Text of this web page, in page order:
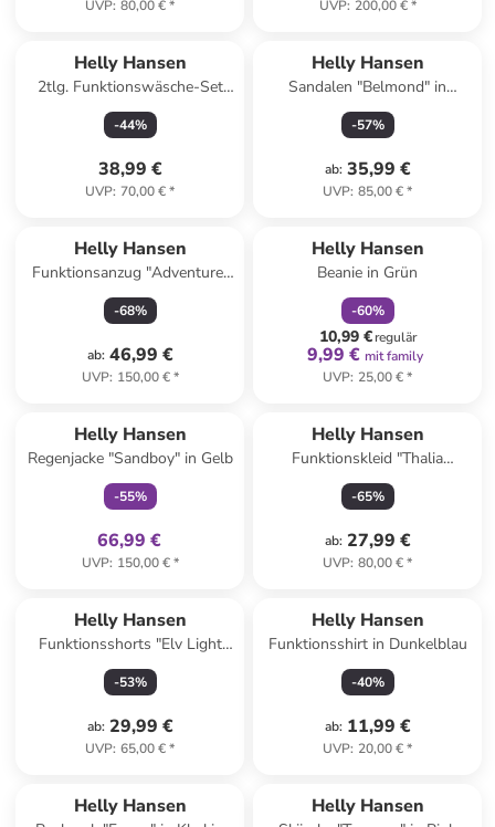
UVP: 80,00 €* UVP: 200,00 €*
Helly Hansen
2tlg. Funktionswäsche-Set
"Lifa" in Dunkelblau
-44%
38,99 €
UVP: 70,00 €*
Helly Hansen
Sandalen "Belmond" in
Schwarz
-57%
ab: 35,99 €
UVP: 85,00 €*
Helly Hansen
Funktionsanzug "Adventure"
in Dunkelblau
-68%
ab: 46,99 €
UVP: 150,00 €*
Helly Hansen
Beanie in Grün
-60%
10,99 €regulär
9,99 € mit family
UVP: 25,00 €*
Helly Hansen
Regenjacke "Sandboy" in Gelb
-55%
66,99 €
UVP: 150,00 €*
Helly Hansen
Funktionskleid "Thalia
Summer" in Pink
-65%
ab: 27,99 €
UVP: 80,00 €*
Helly Hansen
Funktionsshorts "Elv Light
Tur" in Hellblau
-53%
ab: 29,99 €
UVP: 65,00 €*
Helly Hansen
Funktionsshirt in Dunkelblau
-40%
ab: 11,99 €
UVP: 20,00 €*
Helly Hansen Helly Hansen